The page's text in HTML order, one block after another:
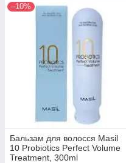
–10%
Бальзам для волосся Masil
10 Probiotics Perfect Volume
Treatment, 300ml